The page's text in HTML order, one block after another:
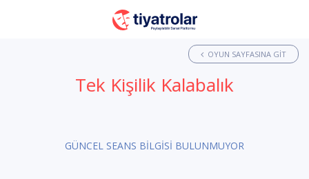
OYUN SAYFASINA GIT
Tek Kişilik Kalabalık
GÜNCEL SEANS BİLGİSİ BULUNMUYOR